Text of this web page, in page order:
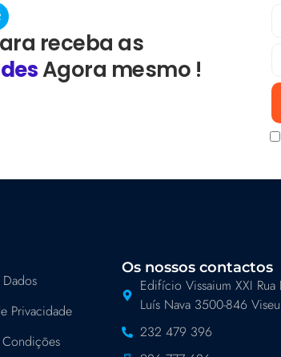
receba as
Agora mesmo !
Privacidade
Condições
Os nossos contactos
Edifício Vissaium XXI Rua
Luís Nava 3500-846 Viseu
232 479 396